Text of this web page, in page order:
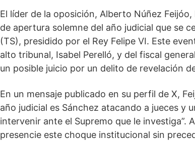
El líder de la oposición, Alberto Núñez
de apertura solemne del año judicial que se
(TS), presidido por el Rey Felipe VI. Este
alto tribunal, Isabel Perelló, y del fiscal
un posible juicio por un delito de revelación
En un mensaje publicado en su perfil de X,
año judicial es Sánchez atacando a jueces y
intervenir ante el Supremo que le investiga”.
presencie este choque institucional sin